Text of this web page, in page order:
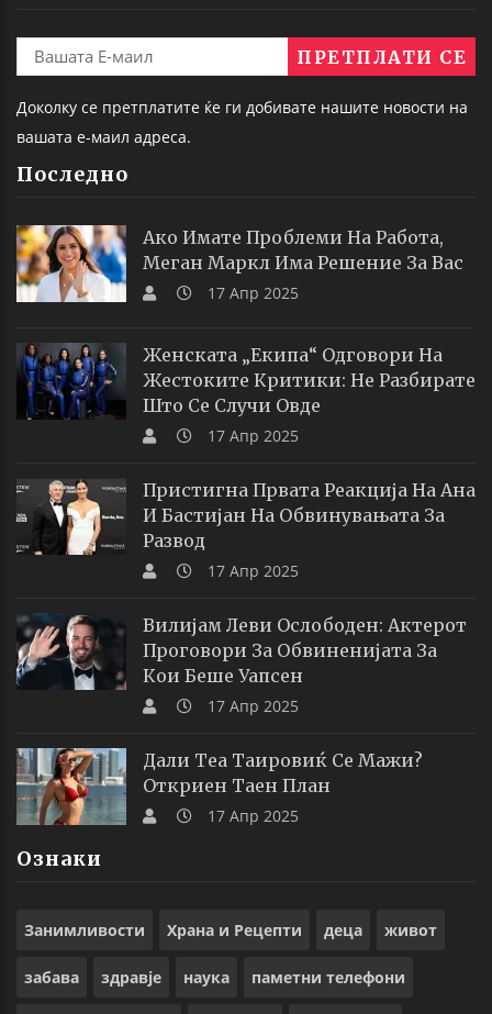
Доколку се претплатите ќе ги добивате нашите новости на
вашата е-маил адреса.
Последно
Ако Имате Проблеми На Работа,
Меган Маркл Има Решение За Вас
17 Апр 2025
Женската „екипа“ Одговори На
Жестоките Критики: Не Разбирате
Што Се Случи Овде
17 Апр 2025
Пристигна Првата Реакција На Ана
И Бастијан На Обвинувањата За
Развод
17 Апр 2025
Вилијам Леви Ослободен: Актерот
Проговори За Обвиненијата За
Кои Беше Уапсен
17 Апр 2025
Дали Теа Таировиќ Се Мажи?
Откриен Таен План
17 Апр 2025
Ознаки
Занимливости Храна и Рецепти деца живот
забава здравје наука паметни телефони